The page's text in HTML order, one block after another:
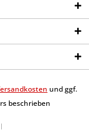
und ggf.
beschrieben